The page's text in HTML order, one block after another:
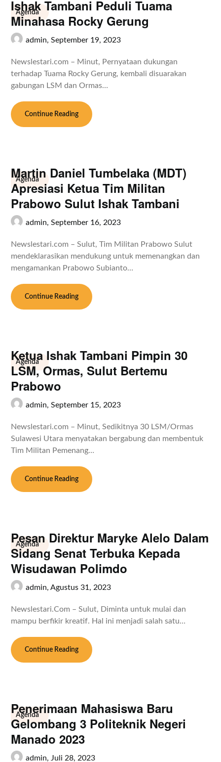
Agenda
Ishak Tambani Peduli Tuama
Minahasa Rocky Gerung
admin,September 19, 2023
Newslestari.com – Minut, Pernyataan dukungan
terhadap Tuama Rocky Gerung, kembali disuarakan
gabungan LSM dan Ormas…
Continue Reading
Agenda
Martin Daniel Tumbelaka (MDT)
Apresiasi Ketua Tim Militan
Prabowo Sulut Ishak Tambani
admin,September 16, 2023
Newslestari.com – Sulut, Tim Militan Prabowo Sulut
mendeklarasikan mendukung untuk memenangkan dan
mengamankan Prabowo Subianto…
Continue Reading
Agenda
Ketua Ishak Tambani Pimpin 30
LSM, Ormas, Sulut Bertemu
Prabowo
admin,September 15, 2023
Newslestari.com – Minut, Sedikitnya 30 LSM/Ormas
Sulawesi Utara menyatakan bergabung dan membentuk
Tim Militan Pemenang…
Continue Reading
Agenda
Pesan Direktur Maryke Alelo Dalam
Sidang Senat Terbuka Kepada
Wisudawan Polimdo
admin,Agustus 31, 2023
Newslestari.Com – Sulut, Diminta untuk mulai dan
mampu berfikir kreatif. Hal ini menjadi salah satu…
Continue Reading
Agenda
Penerimaan Mahasiswa Baru
Gelombang 3 Politeknik Negeri
Manado 2023
admin, Juli 28, 2023